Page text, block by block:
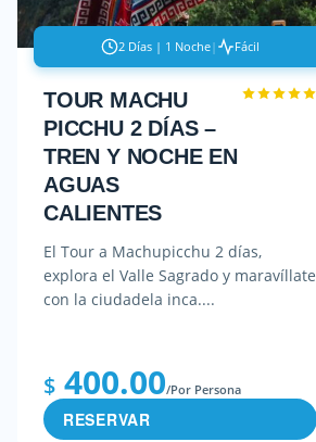
2 Días | 1 Noche| Fácil
TOUR MACHU
PICCHU 2 DÍAS –
TREN Y NOCHE EN
AGUAS
CALIENTES
El Tour a Machupicchu 2 días,
explora el Valle Sagrado y maravíllate
con la ciudadela inca....
$ 400.00/Por Persona
RESERVAR